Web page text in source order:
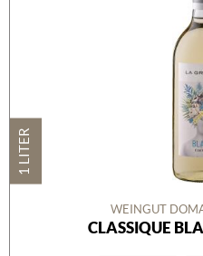
1 LITER
WEINGUT
CLASSIQUE